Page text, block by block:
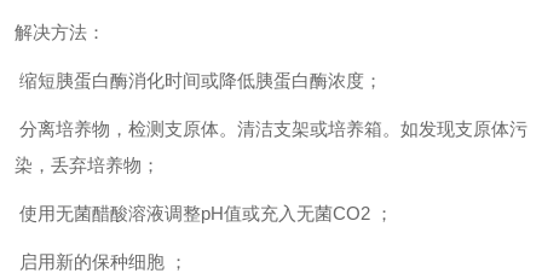
解决方法：
缩短胰蛋白酶消化时间或降低胰蛋白酶浓度；
分离培养物，检测支原体。清洁支架或培养箱。如发现支原体污
染，丢弃培养物；
使用无菌醋酸溶液调整pH值或充入无菌CO2 ；
启用新的保种细胞 ；